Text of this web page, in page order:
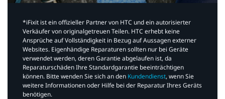
*iFixit ist ein offizieller Partner von HTC und ein autorisierter
Verkäufer von originalgetreuen Teilen. HTC erhebt keine
Ansprüche auf Vollständigkeit in Bezug auf Aussagen externer
Websites. Eigenhändige Reparaturen sollten nur bei Geräte
verwendet werden, deren Garantie abgelaufen ist, da
Reparaturschäden Ihre Standardgarantie beeinträchtigen
können. Bitte wenden Sie sich an den Kundendienst, wenn Sie
weitere Informationen oder Hilfe bei der Reparatur Ihres Geräts
benötigen.​